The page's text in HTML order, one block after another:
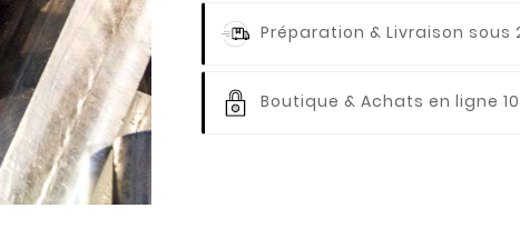
Préparation & Livraison sous
Boutique & Achats en ligne